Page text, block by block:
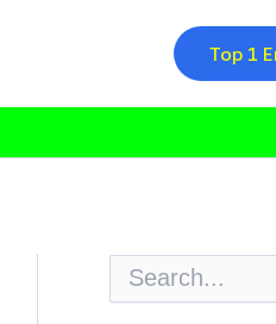
Top 1